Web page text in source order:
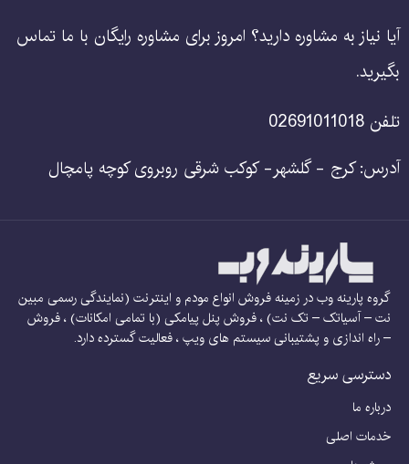
آیا نیاز به مشاوره دارید؟ امروز برای مشاوره رایگان با ما تماس
بگیرید.
تلفن 02691011018
آدرس: کرج - گلشهر- کوکب شرقی روبروی کوچه پامچال
گروه پارینه وب در زمینه فروش انواع مودم و اینترنت (نمایندگی رسمی مبین
نت – آسیاتک – تک نت) ، فروش پنل پیامکی (با تمامی امکانات) ، فروش
– راه اندازی و پشتیبانی سیستم های ویپ ، فعالیت گسترده دارد.
دسترسی سریع
درباره ما
خدمات اصلی